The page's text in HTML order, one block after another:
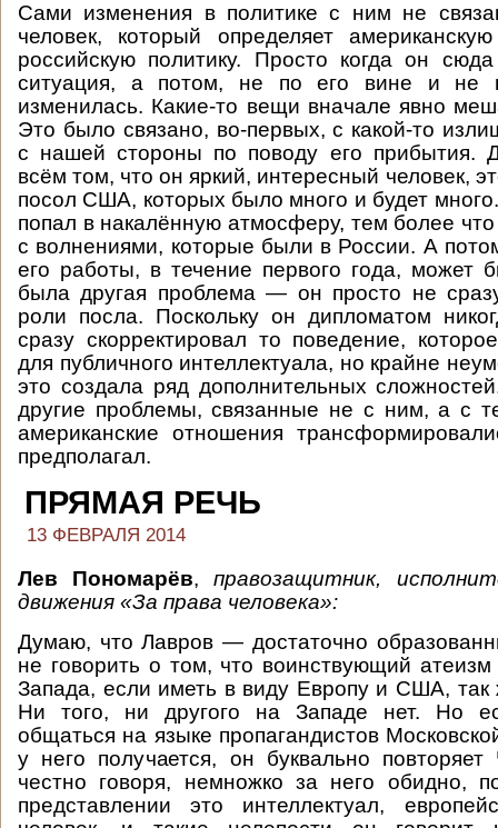
Сами изменения в политике с ним не
человек, который определяет
российскую политику. Просто когда он
ситуация, а потом, не по его вине и не
изменилась. Какие-то вещи вначале явно
Это было связано, во-первых, с какой-то
с нашей стороны по поводу его прибытия.
всём том, что он яркий, интересный человек,
посол США, которых было много и будет
попал в накалённую атмосферу, тем более что
с волнениями, которые были в России. А
его работы, в течение первого года, может
была другая проблема — он просто не
роли посла. Поскольку он дипломатом
сразу скорректировал то поведение,
для публичного интеллектуала, но крайне
это создала ряд дополнительных
другие проблемы, связанные не с ним, а с
американские отношения
предполагал.
ПРЯМАЯ РЕЧЬ
13 ФЕВРАЛЯ 2014
Лев Пономарёв,правозащитник,
движения «За права человека»:
Думаю, что Лавров — достаточно
не говорить о том, что воинствующий
Запада, если иметь в виду Европу и США, так
Ни того, ни другого на Западе нет. Но
общаться на языке пропагандистов
у него получается, он буквально
честно говоря, немножко за него обидно,
представлении это интеллектуал,